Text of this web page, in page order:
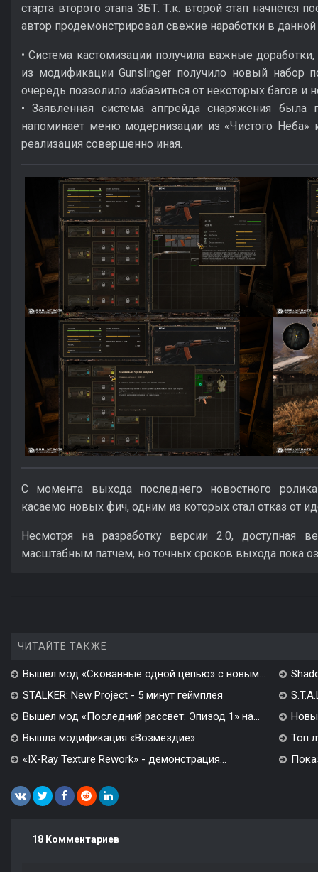
старта второго этапа ЗБТ. Т.к. второй этап начнётся
автор продемонстрировал свежие наработки в данной
• Система кастомизации получила важные
из модификации Gunslinger получило новый набор
очередь позволило избавиться от некоторых багов и
• Заявленная система апгрейда снаряжения
напоминает меню модернизации из «Чистого Неба»
реализация совершенно иная.
С момента выхода последнего новостного
касаемо новых фич, одним из которых стал отказ от
Несмотря на разработку версии 2.0, доступная
масштабным патчем, но точных сроков выхода пока
ЧИТАЙТЕ ТАКЖЕ
Вышел мод «Скованные одной цепью» с новым...
STALKER: New Project - 5 минут геймплея
Вышел мод «Последний рассвет: Эпизод 1» на...
Вышла модификация «Возмездие»
Топ
«IX-Ray Texture Rework» - демонстрация...
18 Комментариев